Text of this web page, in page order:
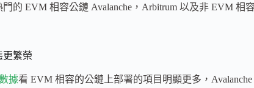
的 EVM 相容公鏈 Avalanche，Arbitrum 以及非 EVM 相
更繁榮
據看 EVM 相容的公鏈上部署的項目明顯更多，